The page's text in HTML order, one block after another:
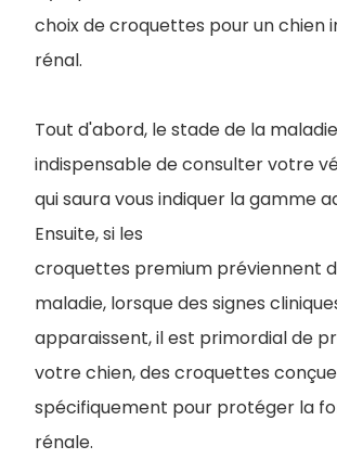
choix de croquettes pour un chien
rénal.
Tout d'abord, le stade de la
indispensable de consulter votre
qui saura vous indiquer la gamme
Ensuite, si les
croquettes premium préviennent
maladie, lorsque des signes
apparaissent, il est primordial de
votre chien, des croquettes
spécifiquement pour protéger la
rénale.